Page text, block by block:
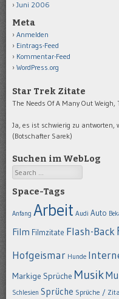
Juni 2006
Meta
Anmelden
Eintrags-Feed
Kommentar-Feed
WordPress.org
Star Trek Zitate
The Needs Of A Many Out Weigh,
Ja, es ist schwierig zu
(Botschafter Sarek)
Suchen im WebLog
Search
Space-Tags
Anfang Arbeit Audi Auto
Film Filmzitate Flash-Back
Hofgeismar Hunde
Markige Sprüche Musik
Schlesien Sprüche Sprüche /